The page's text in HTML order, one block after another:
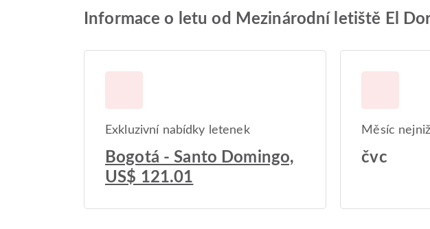
Informace o letu od Mezinárodní letiště El
Exkluzivní nabídky letenek
Bogotá - Santo Domingo,
US$ 121.01
Měsíc
čvc